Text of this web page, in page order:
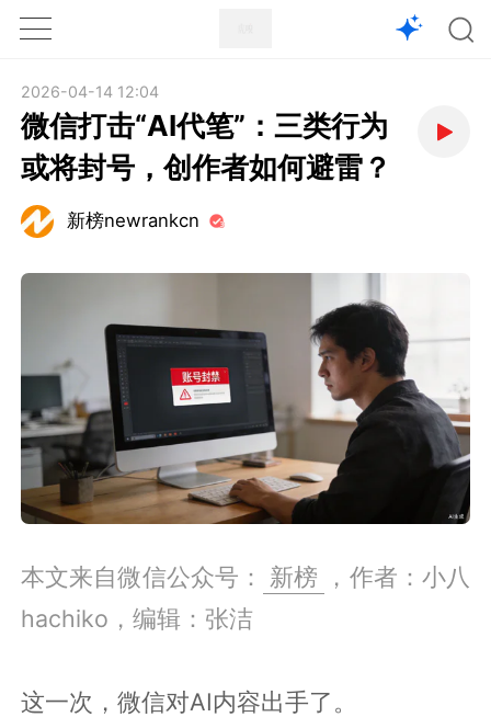
1X
2026-04-14 12:04
微信打击“AI代笔”：三类行为
或将封号，创作者如何避雷？
新榜newrankcn
本文来自微信公众号： 新榜
，作者：小八
hachiko，编辑：张洁
这一次，微信对AI内容出手了。